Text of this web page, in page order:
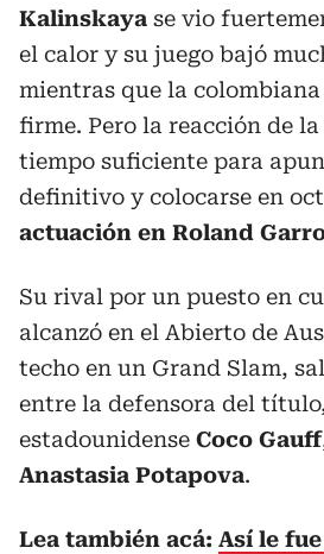
Kalinskaya se vio
el calor y su juego bajó
mientras que la colombiana
firme. Pero la reacción de
tiempo suficiente para
definitivo y colocarse en
actuación en Roland
Su rival por un puesto en
alcanzó en el Abierto de
techo en un Grand Slam,
entre la defensora del
estadounidense Coco Gauff
Anastasia Potapova.
Lea también acá: Así le